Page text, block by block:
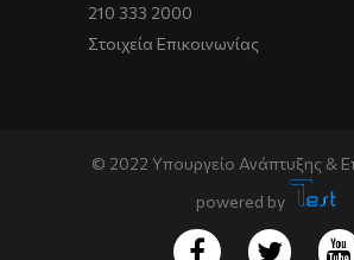
210 333 2000
Στοιχεία Επικοινωνίας
© 2022 Υπουργείο Ανάπτυξης &
powered by